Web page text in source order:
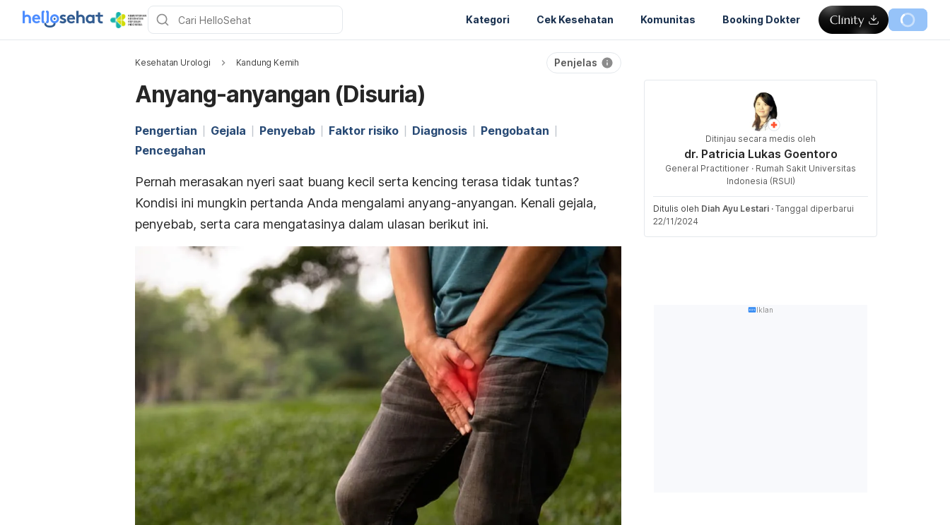
Kategori Cek Kesehatan Komunitas Booking Dokter
Kesehatan Urologi Kandung Kemih Penjelas
Anyang-anyangan (Disuria)
Pengertian Gejala Penyebab Faktor risiko Diagnosis
Pengobatan
Pencegahan
Pernah merasakan nyeri saat buang kecil serta kencing terasa tidak tuntas?
Kondisi ini mungkin pertanda Anda mengalami anyang-anyangan. Kenali gejala,
penyebab, serta cara mengatasinya dalam ulasan berikut ini.
Ditinjau secara medis oleh
dr. Patricia Lukas Goentoro
General Practitioner · Rumah Sakit Universitas
Indonesia (RSUI)
Ditulis oleh Diah Ayu Lestari · Tanggal diperbarui
22/11/2024
Iklan